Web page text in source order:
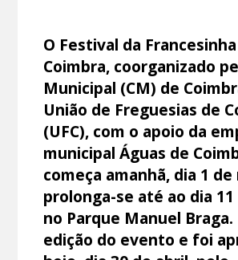
O Festival da
Coimbra, coorganizado
Municipal (CM) de
União de Freguesias de
(UFC), com o apoio da
municipal Águas de
começa amanhã, dia 1 de
prolonga-se até ao dia
no Parque Manuel Braga.
edição do evento e foi